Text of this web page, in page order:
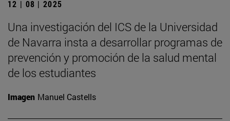
12 | 08 | 2025
Una investigación del ICS de la Universidad
de Navarra insta a desarrollar programas de
prevención y promoción de la salud mental
de los estudiantes
Imagen Manuel Castells